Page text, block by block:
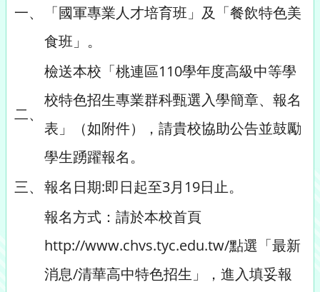
一、
「國軍專業人才培育班」及「餐飲特色美
食班」。
二、
檢送本校「桃連區110學年度高級中等學
校特色招生專業群科甄選入學簡章、報名
表」（如附件），請貴校協助公告並鼓勵
學生踴躍報名。
三、 報名日期:即日起至3月19日止。
報名方式：請於本校首頁
http://www.chvs.tyc.edu.tw/點選「最新
消息/清華高中特色招生」，進入填妥報